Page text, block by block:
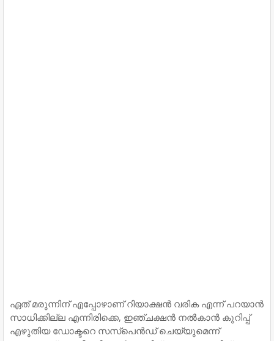
ഏത് മരുന്നിന് എപ്പോഴാണ് റിയാക്ഷൻ വരിക എന്ന് പറയാൻ
സാധിക്കില്ല എന്നിരിക്കെ, ഇഞ്ചക്ഷൻ നൽകാൻ കുറിപ്പ്
എഴുതിയ ഡോക്ടറെ സസ്പെൻഡ് ചെയ്യുമെന്ന്